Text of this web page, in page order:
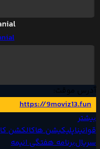
آدرس موقت:
https://9moviz13.fun
بیشتر
قوانیناپلیکیشن هاکالکشن
سریال‌برنامه هفتگی انیمه